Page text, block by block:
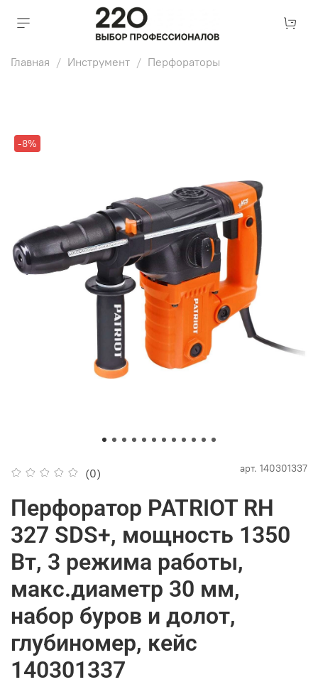
Главная Инструмент Перфораторы
-8%
(0) арт. 140301337
Перфоратор PATRIOT RH
327 SDS+, мощность 1350
Вт, 3 режима работы,
макс.диаметр 30 мм,
набор буров и долот,
глубиномер, кейс
140301337